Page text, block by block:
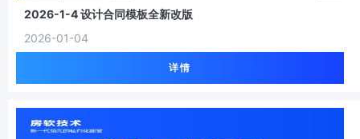
2026-1-4 设计合同模板全新改版
2026-01-04
详情